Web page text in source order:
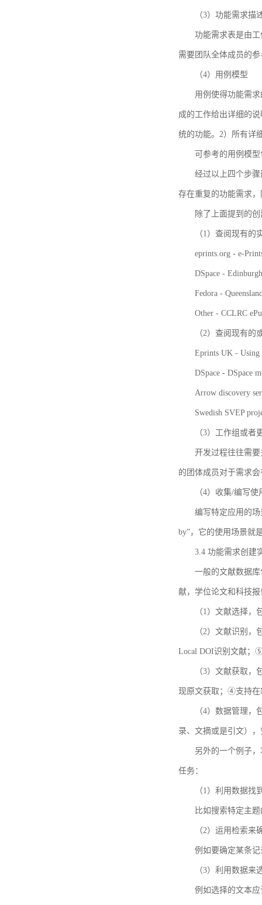
（3）功能需求描
功能需求表是由
需要团队全体成员的
（4）用例模型
用例使得功能需
成的工作给出详细的
统的功能。2）所有详
可参考的用例模
经过以上四个步
存在重复的功能需求
除了上面提到的
（1）查阅现有的
eprints.org - e-
DSpace -
Fedora -
Other - CCLRC
（2）查阅现有
Eprints UK - Using
DSpace - DSpace
Arrow discovery
Swedish SVEP
（3）工作组或者
开发过程往往需
的团体成员对于需求
（4）收集/编写
编写特定应用的场
by”，它的使用场景就
3.4 功能需求创建
一般的文献数据
献，学位论文和科技
（1）文献选择
（2）文献识别
Local DOI识别文献；
（3）文献获取
现原文获取；④支持在
（4）数据管理
录、文摘或是引文）
另外的一个例子，
任务：
（1）利用数据找
比如搜索特定主
（2）运用检索来
例如要确定某条
（3）利用数据来
例如选择的文本